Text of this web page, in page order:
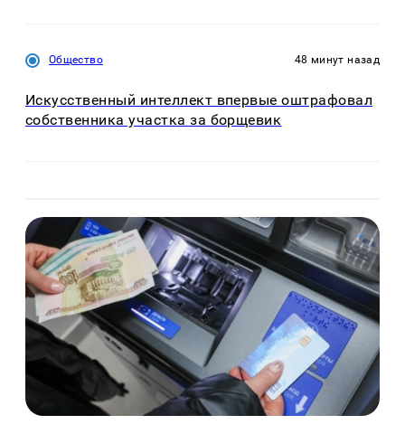
Общество 48 минут назад
Искусственный интеллект впервые оштрафовал
собственника участка за борщевик